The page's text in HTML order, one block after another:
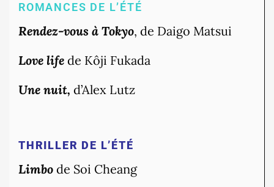
ROMANCES DE L’ÉTÉ
Rendez-vous à Tokyo, de Daigo Matsui
Love life de Kôji Fukada
Une nuit, d’Alex Lutz
THRILLER DE L’ÉTÉ
Limbo de Soi Cheang